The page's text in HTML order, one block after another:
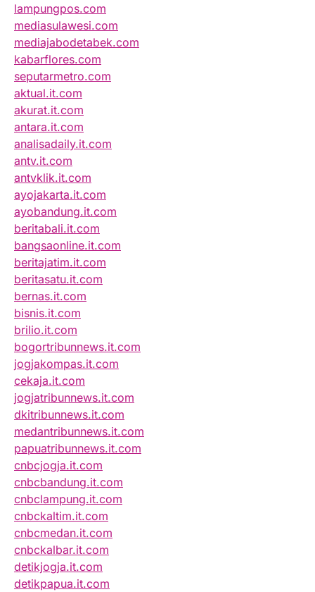
lampungpos.com
mediasulawesi.com
mediajabodetabek.com
kabarflores.com
seputarmetro.com
aktual.it.com
akurat.it.com
antara.it.com
analisadaily.it.com
antv.it.com
antvklik.it.com
ayojakarta.it.com
ayobandung.it.com
beritabali.it.com
bangsaonline.it.com
beritajatim.it.com
beritasatu.it.com
bernas.it.com
bisnis.it.com
brilio.it.com
bogortribunnews.it.com
jogjakompas.it.com
cekaja.it.com
jogjatribunnews.it.com
dkitribunnews.it.com
medantribunnews.it.com
papuatribunnews.it.com
cnbcjogja.it.com
cnbcbandung.it.com
cnbclampung.it.com
cnbckaltim.it.com
cnbcmedan.it.com
cnbckalbar.it.com
detikjogja.it.com
detikpapua.it.com